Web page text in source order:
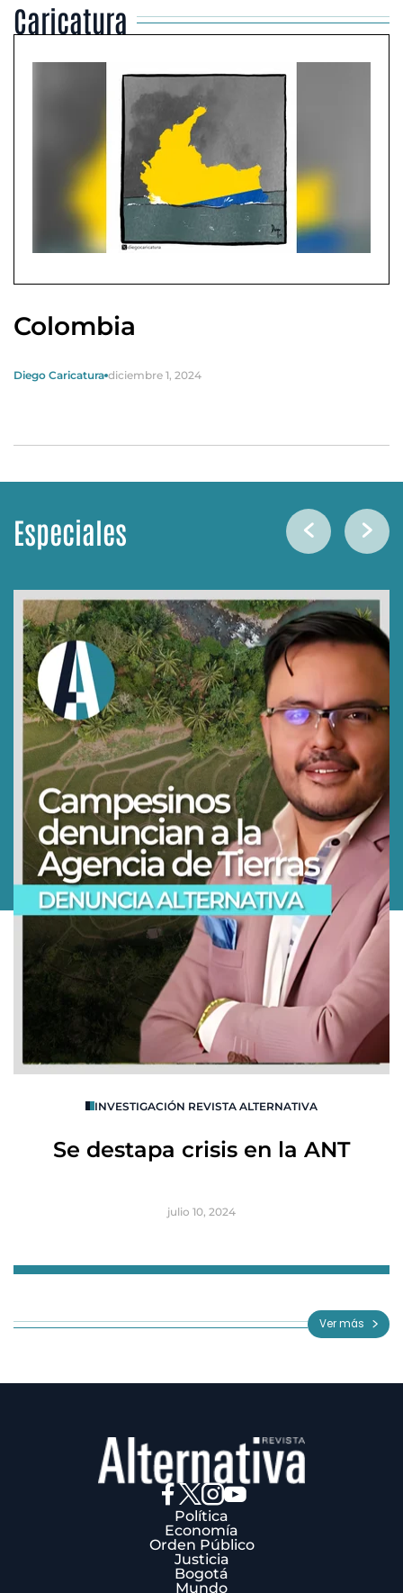
Caricatura
Colombia
Diego Caricatura diciembre 1, 2024
Especiales
INVESTIGACIÓN REVISTA ALTERNATIVA
Se destapa crisis en la ANT
julio 10, 2024
3
Ver más
Política
Economía
Orden Público
Justicia
Bogotá
Mundo